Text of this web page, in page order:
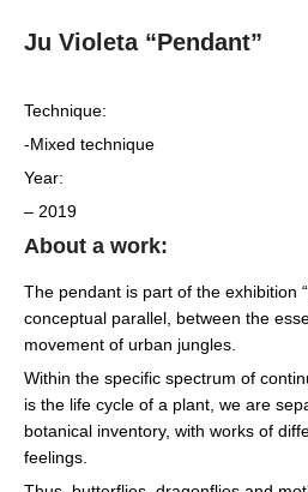
Ju Violeta “Pendant”
Technique:
-Mixed technique
Year:
– 2019
About a work:
The pendant is part of the exhibition
conceptual parallel, between the
movement of urban jungles.
Within the specific spectrum of
is the life cycle of a plant, we are
botanical inventory, with works of
feelings.